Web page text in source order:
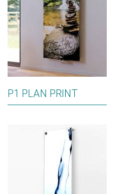
P1 PLAN PRINT